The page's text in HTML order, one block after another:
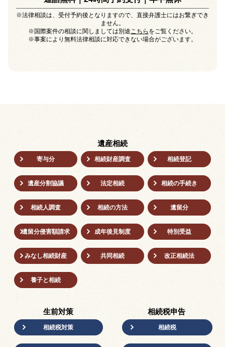
※法律相談は、受付予約後となりますので、直接弁護士にはお繋ぎでき
ません。
※国際案件の相談に関しましては別途 こちら をご覧ください。
※事案により無料法律相談に対応できない場合がございます。
遺産相続
寄与分 相続財産調査 相続登記
遺産分割協議 法定相続 相続の⼿続き
相続人調査 相続の方法 遺留分
遺留分侵害額請求 成年後⾒制度 特別受益
みなし相続財産 共同相続 改正相続法
養子と相続
生前対策
相続税対策
相続税申告
相続税